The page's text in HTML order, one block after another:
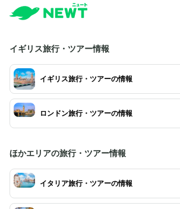
イギリス旅行・ツアー情報
イギリス旅行・ツアーの情報
ロンドン旅行・ツアーの情報
ほかエリアの旅行・ツアー情報
イタリア旅行・ツアーの情報